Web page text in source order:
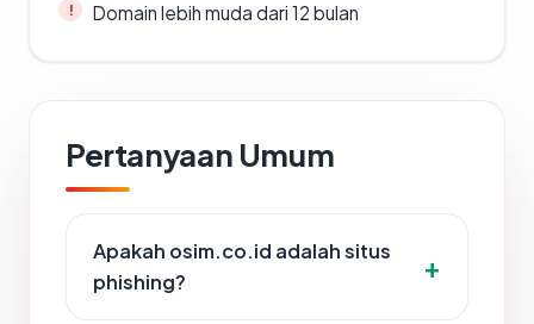
Domain lebih muda dari 12 bulan
Pertanyaan Umum
Apakah osim.co.id adalah situs
phishing?